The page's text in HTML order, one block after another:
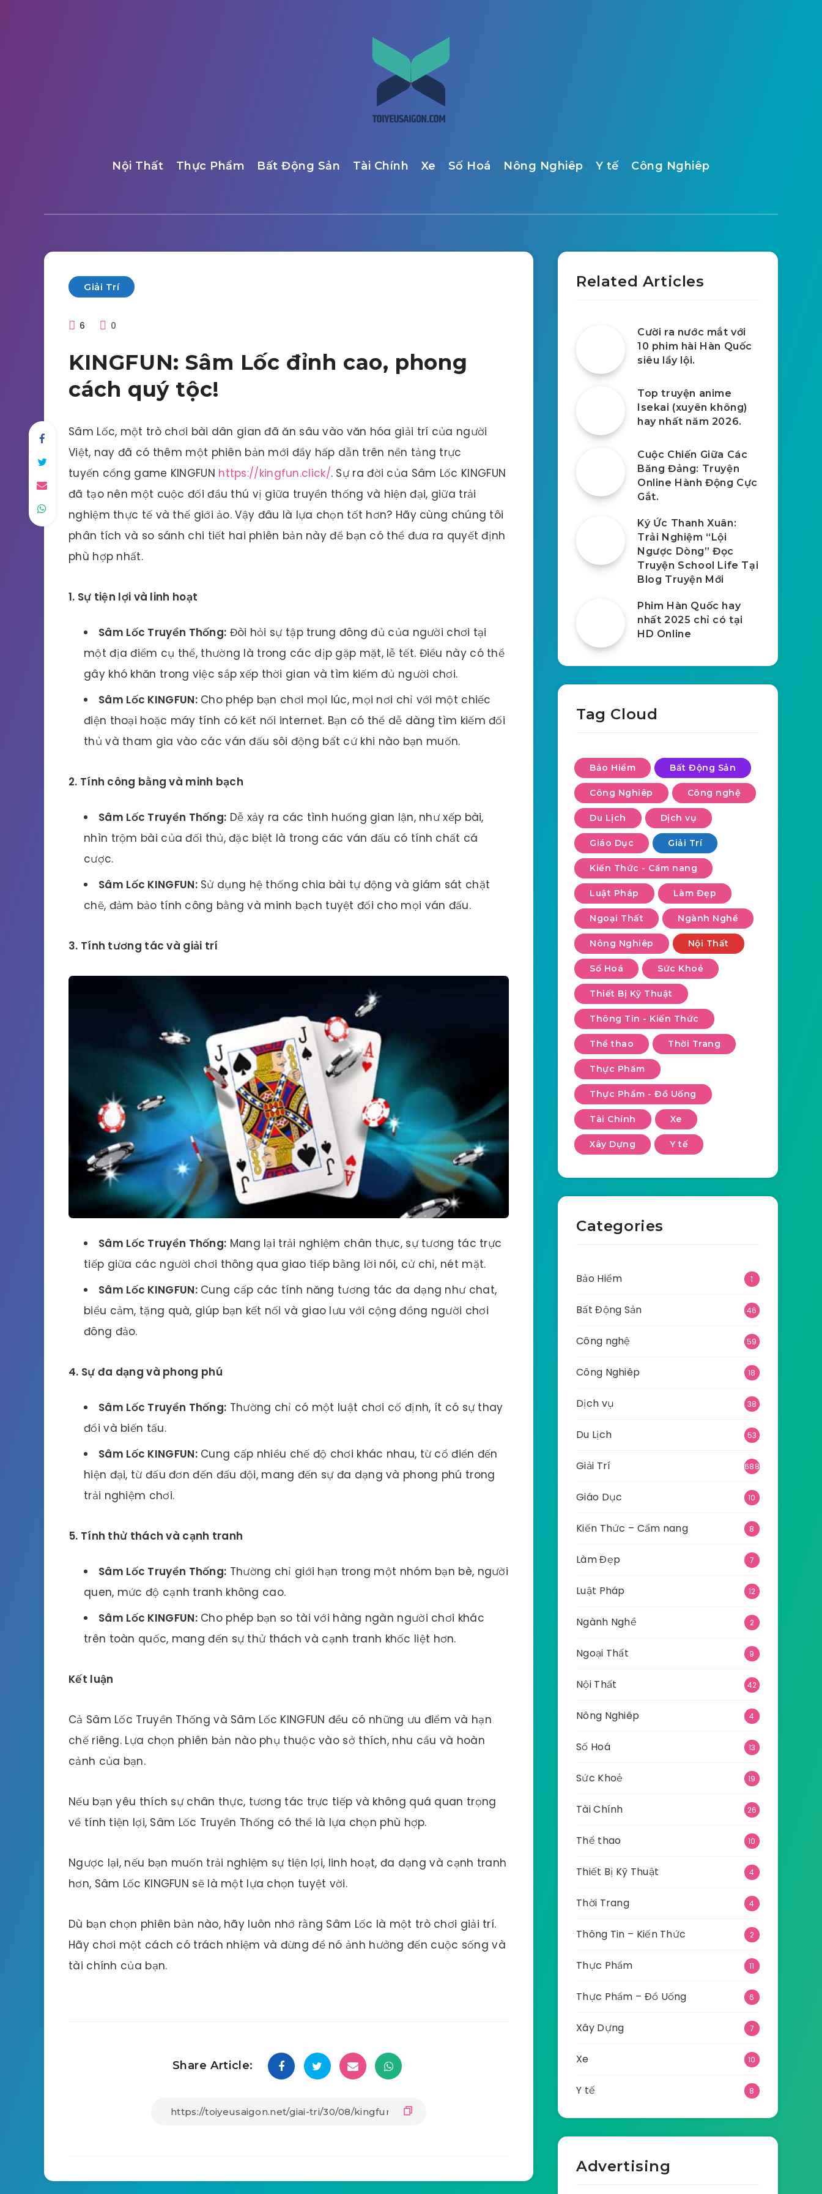
Nội Thất Thực Phẩm Bất Động Sản Tài Chính Xe Số Hoá Nông Nghiêp Y tế Công Nghiêp
Giải Trí
6 0
KINGFUN: Sâm Lốc đỉnh cao, phong
cách quý tộc!
Sâm Lốc, một trò chơi bài dân gian đã ăn sâu vào văn hóa giải trí của người
Việt, nay đã có thêm một phiên bản mới đầy hấp dẫn trên nền tảng trực
tuyến cổng game KINGFUN https://kingfun.click/. Sự ra đời của Sâm Lốc KINGFUN
đã tạo nên một cuộc đối đầu thú vị giữa truyền thống và hiện đại, giữa trải
nghiệm thực tế và thế giới ảo. Vậy đâu là lựa chọn tốt hơn? Hãy cùng chúng tôi
phân tích và so sánh chi tiết hai phiên bản này để bạn có thể đưa ra quyết định
phù hợp nhất.
1. Sự tiện lợi và linh hoạt
Sâm Lốc Truyền Thống: Đòi hỏi sự tập trung đông đủ của người chơi tại
một địa điểm cụ thể, thường là trong các dịp gặp mặt, lễ tết. Điều này có thể
gây khó khăn trong việc sắp xếp thời gian và tìm kiếm đủ người chơi.
Sâm Lốc KINGFUN:Cho phép bạn chơi mọi lúc, mọi nơi chỉ với một chiếc
điện thoại hoặc máy tính có kết nối internet. Bạn có thể dễ dàng tìm kiếm đối
thủ và tham gia vào các ván đấu sôi động bất cứ khi nào bạn muốn.
2. Tính công bằng và minh bạch
Sâm Lốc Truyền Thống: Dễ xảy ra các tình huống gian lận, như xếp bài,
nhìn trộm bài của đối thủ, đặc biệt là trong các ván đấu có tính chất cá
cược.
Sâm Lốc KINGFUN:Sử dụng hệ thống chia bài tự động và giám sát chặt
chẽ, đảm bảo tính công bằng và minh bạch tuyệt đối cho mọi ván đấu.
3. Tính tương tác và giải trí
Sâm Lốc Truyền Thống: Mang lại trải nghiệm chân thực, sự tương tác trực
tiếp giữa các người chơi thông qua giao tiếp bằng lời nói, cử chỉ, nét mặt.
Sâm Lốc KINGFUN:Cung cấp các tính năng tương tác đa dạng như chat,
biểu cảm, tặng quà, giúp bạn kết nối và giao lưu với cộng đồng người chơi
đông đảo.
4. Sự đa dạng và phong phú
Sâm Lốc Truyền Thống: Thường chỉ có một luật chơi cố định, ít có sự thay
đổi và biến tấu.
Sâm Lốc KINGFUN:Cung cấp nhiều chế độ chơi khác nhau, từ cổ điển đến
hiện đại, từ đấu đơn đến đấu đội, mang đến sự đa dạng và phong phú trong
trải nghiệm chơi.
5. Tính thử thách và cạnh tranh
Sâm Lốc Truyền Thống: Thường chỉ giới hạn trong một nhóm bạn bè, người
quen, mức độ cạnh tranh không cao.
Sâm Lốc KINGFUN:Cho phép bạn so tài với hàng ngàn người chơi khác
trên toàn quốc, mang đến sự thử thách và cạnh tranh khốc liệt hơn.
Kết luận
Cả Sâm Lốc Truyền Thống và Sâm Lốc KINGFUN đều có những ưu điểm và hạn
chế riêng. Lựa chọn phiên bản nào phụ thuộc vào sở thích, nhu cầu và hoàn
cảnh của bạn.
Nếu bạn yêu thích sự chân thực, tương tác trực tiếp và không quá quan trọng
về tính tiện lợi, Sâm Lốc Truyền Thống có thể là lựa chọn phù hợp.
Ngược lại, nếu bạn muốn trải nghiệm sự tiện lợi, linh hoạt, đa dạng và cạnh tranh
hơn, Sâm Lốc KINGFUN sẽ là một lựa chọn tuyệt vời.
Dù bạn chọn phiên bản nào, hãy luôn nhớ rằng Sâm Lốc là một trò chơi giải trí.
Hãy chơi một cách có trách nhiệm và đừng để nó ảnh hưởng đến cuộc sống và
tài chính của bạn.
Share Article:
Related Articles
Cười ra nước mắt với
10 phim hài Hàn Quốc
siêu lầy lội.
Top truyện anime
Isekai (xuyên không)
hay nhất năm 2026.
Cuộc Chiến Giữa Các
Băng Đảng: Truyện
Online Hành Động Cực
Gắt.
Ký Ức Thanh Xuân:
Trải Nghiệm “Lội
Ngược Dòng” Đọc
Truyện School Life Tại
Blog Truyện Mới
Phim Hàn Quốc hay
nhất 2025 chỉ có tại
HD Online
Tag Cloud
Bảo Hiểm Bất Động Sản
Công Nghiêp Công nghệ
Du Lịch Dịch vụ
Giáo Dục Giải Trí
Kiến Thức - Cẩm nang
Luật Pháp Làm Đẹp
Ngoại Thất Ngành Nghề
Nông Nghiêp Nội Thất
Số Hoá Sức Khoẻ
Thiết Bị Kỹ Thuật
Thông Tin - Kiến Thức
Thể thao Thời Trang
Thực Phẩm
Thực Phẩm - Đồ Uống
Tài Chính Xe
Xây Dựng Y tế
Categories
Bảo Hiểm 1
Bất Động Sản 46
Công nghệ 59
Công Nghiêp 18
Dịch vụ 38
Du Lịch 53
Giải Trí 688
Giáo Dục 10
Kiến Thức – Cẩm nang 8
Làm Đẹp 7
Luật Pháp 12
Ngành Nghề 2
Ngoại Thất 9
Nội Thất 42
Nông Nghiêp 4
Số Hoá 13
Sức Khoẻ 19
Tài Chính 26
Thể thao 10
Thiết Bị Kỹ Thuật 4
Thời Trang 4
Thông Tin – Kiến Thức 2
Thực Phẩm 11
Thực Phẩm – Đồ Uống 6
Xây Dựng 7
Xe 10
Y tế 8
Advertising